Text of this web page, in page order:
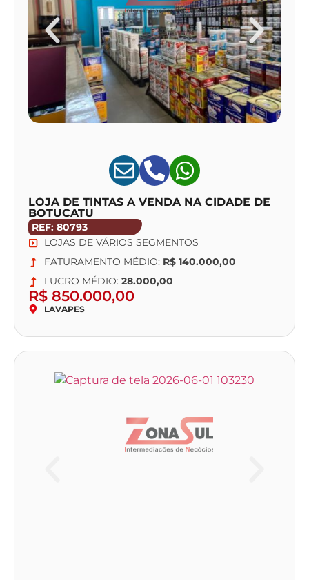
LOJA DE TINTAS A VENDA NA CIDADE DE
BOTUCATU
REF: 80793
LOJAS DE VÁRIOS SEGMENTOS
FATURAMENTO MÉDIO: R$ 140.000,00
LUCRO MÉDIO: 28.000,00
R$ 850.000,00
LAVAPES